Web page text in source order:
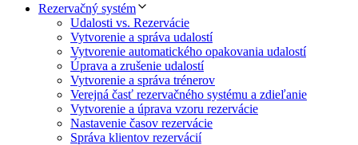
Rezervačný systém
Udalosti vs. Rezervácie
Vytvorenie a správa udalostí
Vytvorenie automatického opakovania udalostí
Úprava a zrušenie udalostí
Vytvorenie a správa trénerov
Verejná časť rezervačného systému a zdieľanie
Vytvorenie a úprava vzoru rezervácie
Nastavenie časov rezervácie
Správa klientov rezervácií